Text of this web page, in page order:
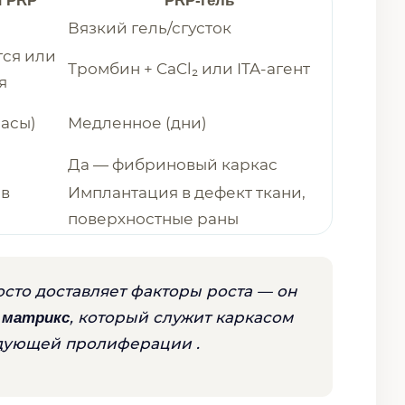
Вязкий гель/сгусток
или
Тромбин + CaCl₂ или ITA-агент
Медленное (дни)
Да — фибриновый каркас
Имплантация в дефект ткани,
поверхностные раны
доставляет факторы роста — он
, который служит каркасом
пролиферации .